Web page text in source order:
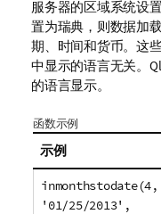
服务器的区域系统设
置为瑞典，则数据加
期、时间和货币。这
中显示的语言无关。
的语言显示。
函数示例
示例
inmonthstodate(4,
'01/25/2013',